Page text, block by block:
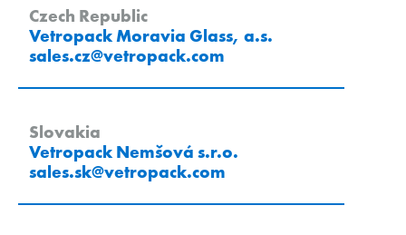
Czech Republic
Vetropack Moravia Glass, a.s.
sales.cz@vetropack.com
Slovakia
Vetropack Nemšová s.r.o.
sales.sk@vetropack.com